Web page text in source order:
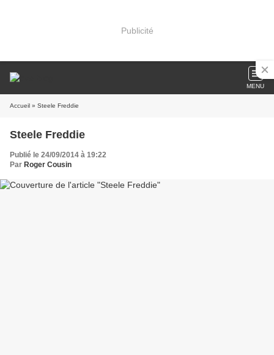
Publicité
MENU
Accueil » Steele Freddie
Steele Freddie
Publié le 24/09/2014 à 19:22
Par Roger Cousin